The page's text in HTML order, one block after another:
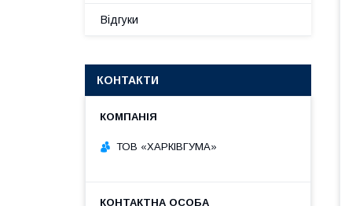
Відгуки
КОНТАКТИ
ТОВ «ХАРКІВГУМА»